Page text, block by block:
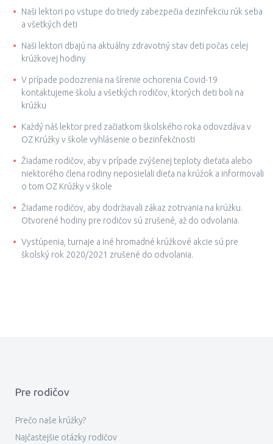
Naši lektori po vstupe do triedy zabezpečia dezinfekciu rúk seba
a všetkých deti
Naši lektori dbajú na aktuálny zdravotný stav deti počas celej
krúžkovej hodiny
V prípade podozrenia na šírenie ochorenia Covid-19
kontaktujeme školu a všetkých rodičov, ktorých deti boli na
krúžku
Každý náš lektor pred začiatkom školského roka odovzdáva v
OZ Krúžky v škole vyhlásenie o bezinfekčnosti
Žiadame rodičov, aby v prípade zvýšenej teploty dieťaťa alebo
niektorého člena rodiny neposielali dieťa na krúžok a informovali
o tom OZ Krúžky v škole
Žiadame rodičov, aby dodržiavali zákaz zotrvania na krúžku.
Otvorené hodiny pre rodičov sú zrušené, až do odvolania.
Vystúpenia, turnaje a iné hromadné krúžkové akcie sú pre
školský rok 2020/2021 zrušené do odvolania.
Pre rodičov
Prečo naše krúžky?
Najčastejšie otázky rodičov